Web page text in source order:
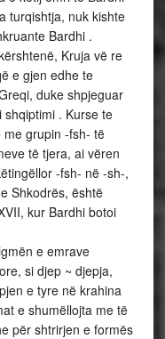
turqishtja, nuk kishte
Bardhi .
Kruja vë re
e gjen edhe te
duke shpjeguar
. Kurse te
grupin -fsh- të
të tjera, ai vëren
-fsh- në -sh-,
Shkodrës, është
kur Bardhi botoi
e emrave
si djep ~ djepja,
e tyre në krahina
e shumëllojta me të
për shtrirjen e formës